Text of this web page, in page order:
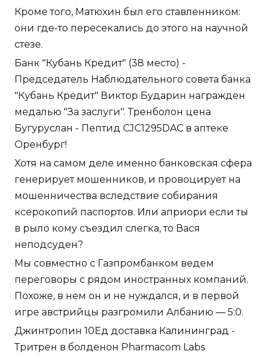
Кроме того, Матюхин был его ставленником:
они где-то пересекались до этого на научной
стезе.
Банк "Кубань Кредит" (38 место) -
Председатель Наблюдательного совета банка
"Кубань Кредит" Виктор Бударин награжден
медалью "За заслуги". Тренболон цена
Бугуруслан - Пептид CJC1295DAC в аптеке
Оренбург!
Хотя на самом деле именно банковская сфера
генерирует мошенников, и провоцирует на
мошенничества вследствие собирания
ксерокопий паспортов. Или априори если ты
в рыло кому съездил слегка, то Вася
неподсуден?
Мы совместно с Газпромбанком ведем
переговоры с рядом иностранных компаний.
Похоже, в нем он и не нуждался, и в первой
игре австрийцы разгромили Албанию — 5:0.
Джинтропин 10Ед доставка Калининград -
Тритрен в болденон Pharmacom Labs